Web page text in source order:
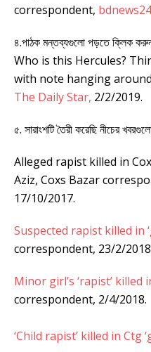
correspondent,
৪.পাঠক মন্তব্যগুলো পড়তে ক্লিক করুন
Who is this Hercules?
with note hanging
The Daily Star, 2/2/2019.
৫. সারাংশটি তৈরী করেছি নীচের
Alleged rapist killed in
Aziz, Coxs Bazar
17/10/2017.
Suspected rapist killed in
correspondent, 23/2/
Minor girl’s ‘rapist’
correspondent, 2/4/2018.
‘Child rapist’ killed in Ctg